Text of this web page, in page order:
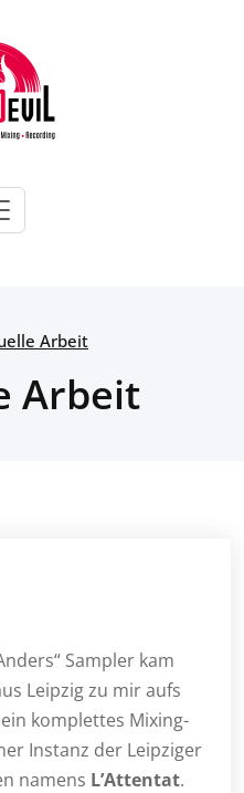
Production |
Arbeit
Arbeit
Sampler kam
Leipzig zu mir aufs
komplettes Mixing-
Instanz der Leipziger
namens L’Attentat.